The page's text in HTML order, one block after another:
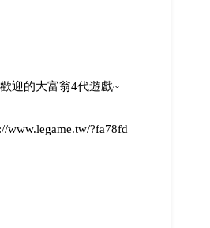
迎的大富翁4代遊戲~
www.legame.tw/?fa78fd